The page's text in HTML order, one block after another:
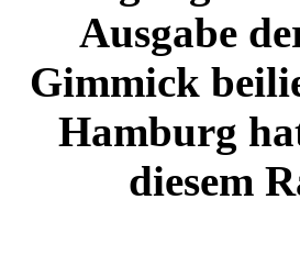
Ausgabe
Gimmick
Hamburg
diesem